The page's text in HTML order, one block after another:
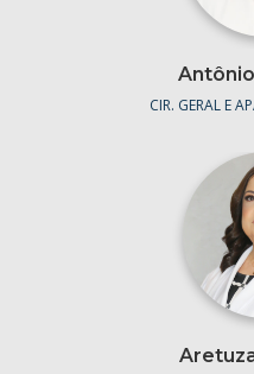
CIR. GERAL E